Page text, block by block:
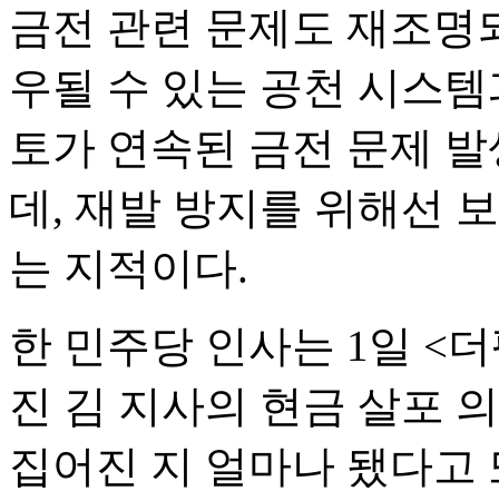
금전 관련 문제도 재조명
우될 수 있는 공천 시스
토가 연속된 금전 문제
데, 재발 방지를 위해선
는 지적이다.
한 민주당 인사는 1일 <
진 김 지사의 현금 살포
집어진 지 얼마나 됐다고